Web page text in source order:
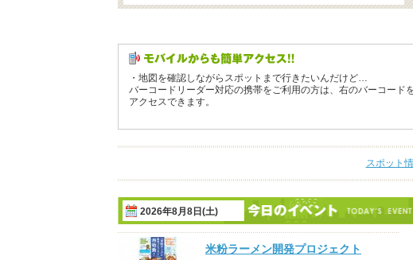
・地図を確認しながらスポットまで行きたいんだけど…
バーコードリーダー対応の携帯をご利用の方は、右のバーコード
アクセスできます。
スポット
2026年8月8日(土)
米粉ラーメン開発プロジェクト